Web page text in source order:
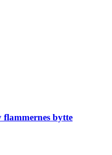
bytte